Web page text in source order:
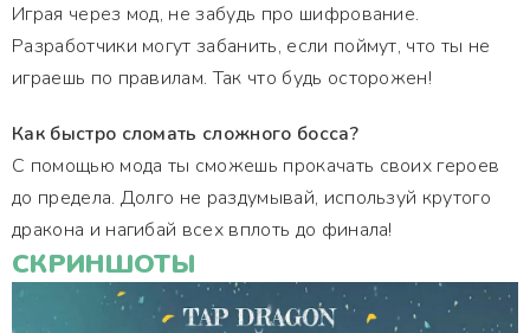
Играя через мод, не забудь про шифрование.
Разработчики могут забанить, если поймут, что ты не
играешь по правилам. Так что будь осторожен!
Как быстро сломать сложного босса?
С помощью мода ты сможешь прокачать своих героев
до предела. Долго не раздумывай, используй крутого
дракона и нагибай всех вплоть до финала!
СКРИНШОТЫ